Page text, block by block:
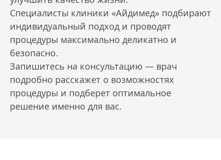
Специалисты клиники «Айдимед» подбирают
индивидуальный подход и проводят
процедуры максимально деликатно и
безопасно.
Запишитесь на консультацию — врач
подробно расскажет о возможностях
процедуры и подберет оптимальное
решение именно для вас.